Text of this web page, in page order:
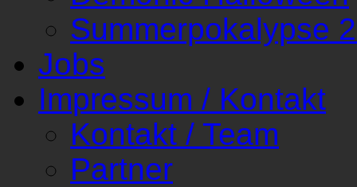
Summerpokalypse
Jobs
Impressum / Kontakt
Kontakt / Team
Partner